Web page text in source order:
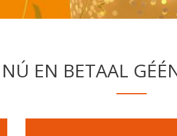
EN BETAAL